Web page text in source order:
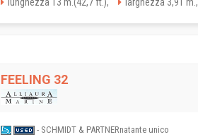
lunghezza 13 m.(42,7 ft.), larghezza 3,91 m.,
FEELING 32
- SCHMIDT & PARTNERnatante unico